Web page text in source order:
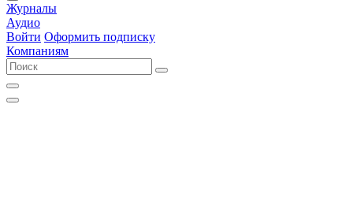
Журналы
Аудио
Войти Оформить подписку
Компаниям